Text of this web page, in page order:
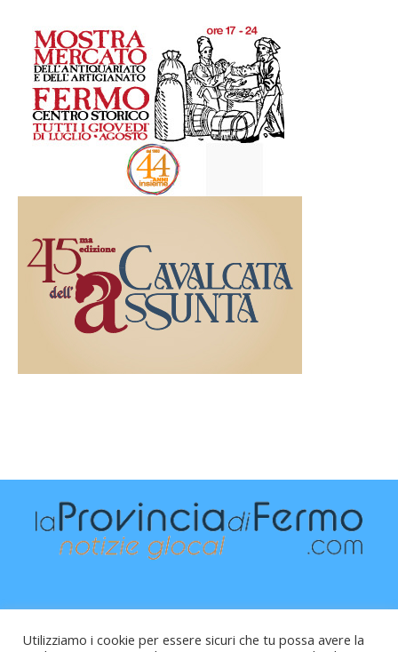
Utilizziamo i cookie per essere sicuri che tu possa avere la